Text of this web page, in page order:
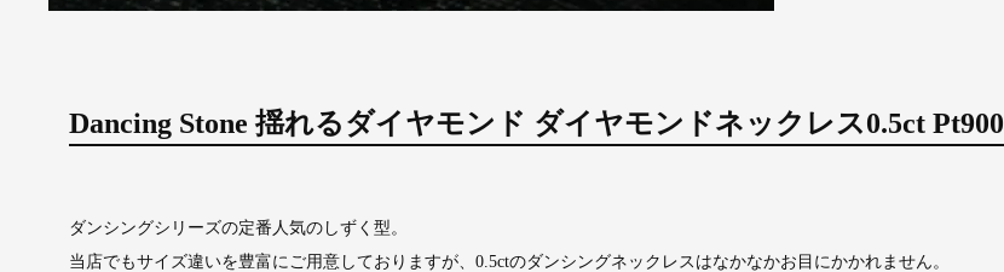
Dancing Stone 揺れるダイヤモンド ダイヤモンドネックレス0.5ct Pt900
ダンシングシリーズの定番人気のしずく型。
当店でもサイズ違いを豊富にご用意しておりますが、0.5ctのダンシングネックレスはなかなかお目にかかれません。